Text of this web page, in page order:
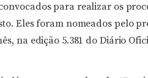
para realizar os
Eles foram nomeados pelo
na edição 5.381 do Diário